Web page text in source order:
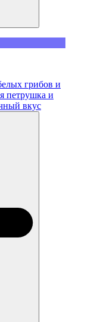
грибов и
петрушка и
вкус